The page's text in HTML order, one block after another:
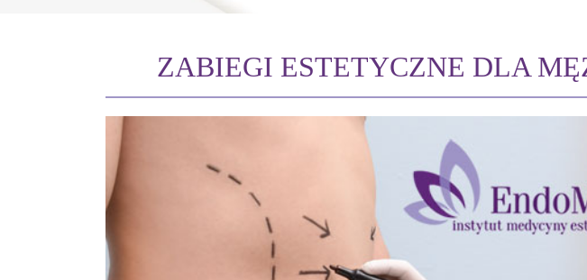
ZABIEGI ESTETYCZNE DLA